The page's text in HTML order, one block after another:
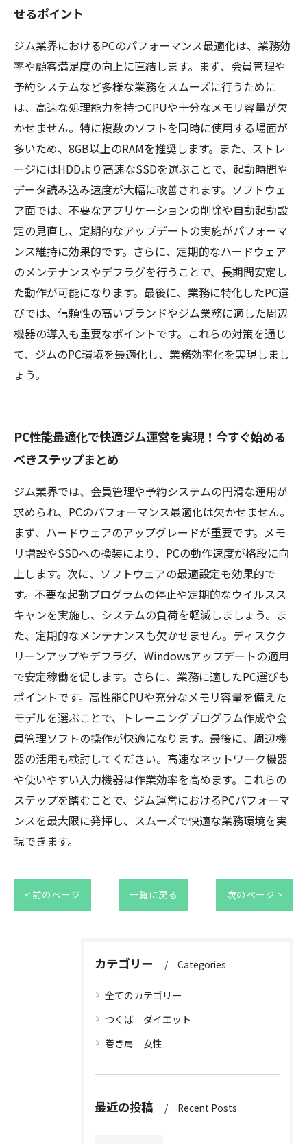
せるポイント
ジム業界におけるPCのパフォーマンス最適化は、業務効
率や顧客満足度の向上に直結します。まず、会員管理や
予約システムなど多様な業務をスムーズに行うために
は、高速な処理能力を持つCPUや十分なメモリ容量が欠
かせません。特に複数のソフトを同時に使用する場面が
多いため、8GB以上のRAMを推奨します。また、ストレ
ージにはHDDより高速なSSDを選ぶことで、起動時間や
データ読み込み速度が大幅に改善されます。ソフトウェ
ア面では、不要なアプリケーションの削除や自動起動設
定の見直し、定期的なアップデートの実施がパフォーマ
ンス維持に効果的です。さらに、定期的なハードウェア
のメンテナンスやデフラグを行うことで、長期間安定し
た動作が可能になります。最後に、業務に特化したPC選
びでは、信頼性の高いブランドやジム業務に適した周辺
機器の導入も重要なポイントです。これらの対策を通じ
て、ジムのPC環境を最適化し、業務効率化を実現しまし
ょう。
PC性能最適化で快適ジム運営を実現！今すぐ始める
べきステップまとめ
ジム業界では、会員管理や予約システムの円滑な運用が
求められ、PCのパフォーマンス最適化は欠かせません。
まず、ハードウェアのアップグレードが重要です。メモ
リ増設やSSDへの換装により、PCの動作速度が格段に向
上します。次に、ソフトウェアの最適設定も効果的で
す。不要な起動プログラムの停止や定期的なウイルスス
キャンを実施し、システムの負荷を軽減しましょう。ま
た、定期的なメンテナンスも欠かせません。ディスクク
リーンアップやデフラグ、Windowsアップデートの適用
で安定稼働を促します。さらに、業務に適したPC選びも
ポイントです。高性能CPUや充分なメモリ容量を備えた
モデルを選ぶことで、トレーニングプログラム作成や会
員管理ソフトの操作が快適になります。最後に、周辺機
器の活用も検討してください。高速なネットワーク機器
や使いやすい入力機器は作業効率を高めます。これらの
ステップを踏むことで、ジム運営におけるPCパフォーマ
ンスを最大限に発揮し、スムーズで快適な業務環境を実
現できます。
< 前のページ 一覧に戻る 次のページ >
カテゴリー Categories
全てのカテゴリー
つくば ダイエット
巻き肩 女性
最近の投稿 Recent Posts